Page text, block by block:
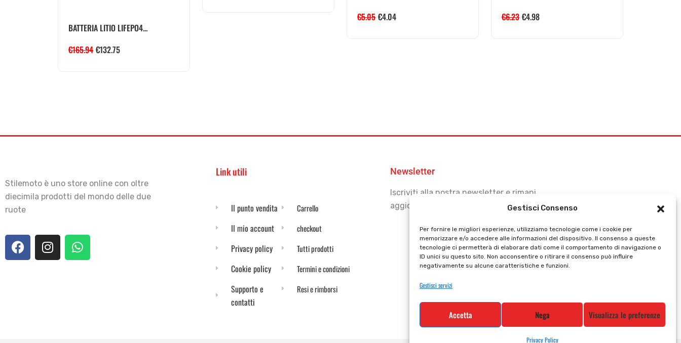
Gestisci Consenso
Per fornire le migliori esperienze, utilizziamo tecnologie come i cookie per
memorizzare e/o accedere alle informazioni del dispositivo. Il consenso a queste
tecnologie ci permetterà di elaborare dati come il comportamento di navigazione o
ID unici su questo sito. Non acconsentire o ritirare il consenso può influire
negativamente su alcune caratteristiche e funzioni.
Gestisci servizi
Accetta Nega Visualizza le preferenze
Privacy Policy
BATTERIA LITIO LIFEPO4...
€165.94 €132.75
€5.05 €4.04
€6.23 €4.98
Stilemoto è uno store online con oltre
diecimila prodotti del mondo delle due
ruote
Link utili
Il punto vendita
Il mio account
Privacy policy
Cookie policy
Supporto e
contatti
Carrello
checkout
Tutti prodotti
Termini e condizioni
Resi e rimborsi
Newsletter
Iscriviti alla nostra newsletter e rimani
aggiornato